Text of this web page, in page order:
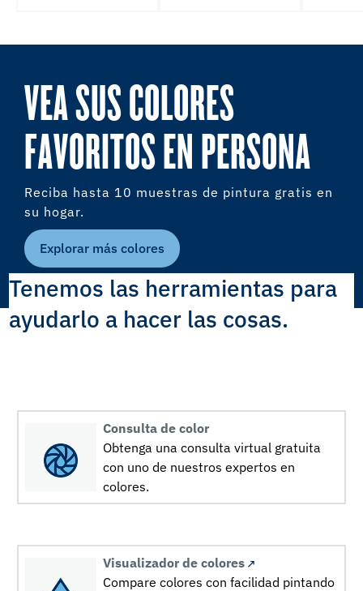
VEA SUS COLORES
FAVORITOS EN PERSONA
Reciba hasta 10 muestras de pintura gratis en
su hogar.
Explorar más colores
Tenemos las herramientas para
ayudarlo a hacer las cosas.
Consulta de color
Obtenga una consulta virtual gratuita
con uno de nuestros expertos en
colores.
Visualizador de colores
Compare colores con facilidad pintando